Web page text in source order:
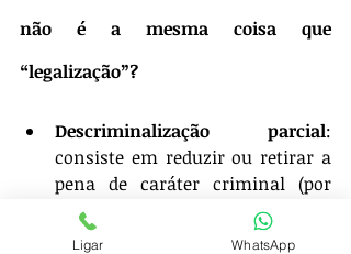
não é a mesma coisa que
“legalização”?
Descriminalização parcial:
consiste em reduzir ou retirar a
pena de caráter criminal (por
exemplo, prisão) para
determinada conduta —
Ligar WhatsApp